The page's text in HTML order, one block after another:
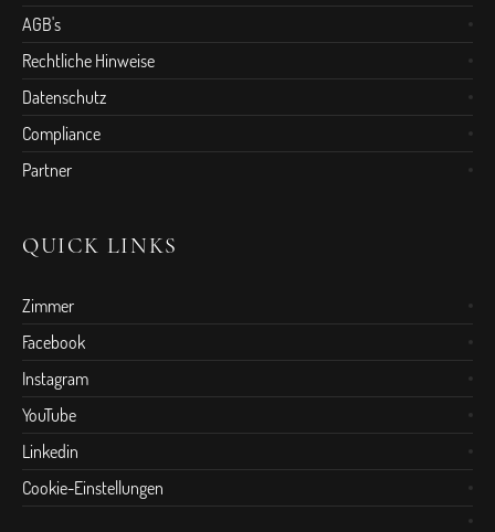
AGB's
Rechtliche Hinweise
Datenschutz
Compliance
Partner
QUICK LINKS
Zimmer
Facebook
Instagram
YouTube
Linkedin
Cookie-Einstellungen